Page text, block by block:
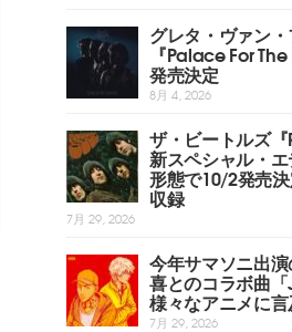
グレタ・ヴァン
『Palace For
発売決定
8月 4, 2026
ザ・ビートルズ『
新スペシャル・
形態で10/2発売
収録
7月 29, 2026
今年サマソニ出
喜とのコラボ曲「
様々なアニメに
7月 29, 2026